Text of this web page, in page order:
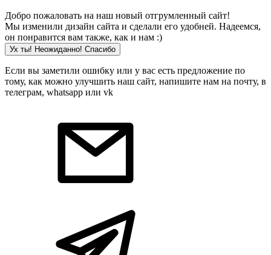
Добро пожаловать на наш новый отгрумленный сайт!
Мы изменили дизайн сайта и сделали его удобней. Надеемся,
он понравится вам также, как и нам :)
Ух ты! Неожиданно! Cпасибо
Если вы заметили ошибку или у вас есть предложение по
тому, как можно улучшить наш сайт, напишите нам на почту, в
телеграм, whatsapp или vk